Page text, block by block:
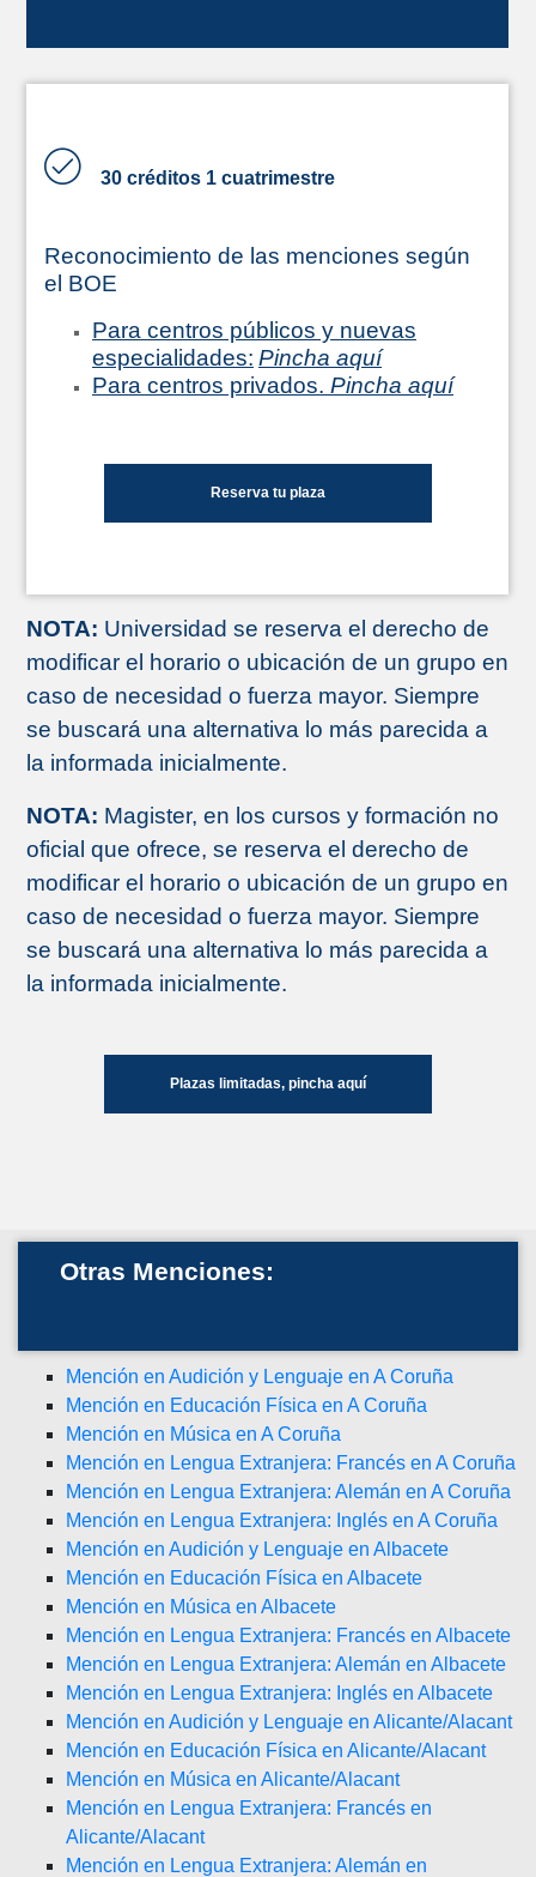
30 créditos 1 cuatrimestre
Reconocimiento de las menciones según
el BOE
Para centros públicos y nuevas
especialidades: Pincha aquí
Para centros privados. Pincha aquí
Reserva tu plaza
NOTA: Universidad se reserva el derecho de
modificar el horario o ubicación de un grupo en
caso de necesidad o fuerza mayor. Siempre
se buscará una alternativa lo más parecida a
la informada inicialmente.
NOTA: Magister, en los cursos y formación no
oficial que ofrece, se reserva el derecho de
modificar el horario o ubicación de un grupo en
caso de necesidad o fuerza mayor. Siempre
se buscará una alternativa lo más parecida a
la informada inicialmente.
Plazas limitadas, pincha aquí
Otras Menciones:
Mención en Audición y Lenguaje en A Coruña
Mención en Educación Física en A Coruña
Mención en Música en A Coruña
Mención en Lengua Extranjera: Francés en A Coruña
Mención en Lengua Extranjera: Alemán en A Coruña
Mención en Lengua Extranjera: Inglés en A Coruña
Mención en Audición y Lenguaje en Albacete
Mención en Educación Física en Albacete
Mención en Música en Albacete
Mención en Lengua Extranjera: Francés en Albacete
Mención en Lengua Extranjera: Alemán en Albacete
Mención en Lengua Extranjera: Inglés en Albacete
Mención en Audición y Lenguaje en Alicante/Alacant
Mención en Educación Física en Alicante/Alacant
Mención en Música en Alicante/Alacant
Mención en Lengua Extranjera: Francés en
Alicante/Alacant
Mención en Lengua Extranjera: Alemán en